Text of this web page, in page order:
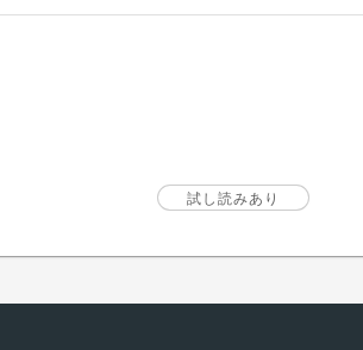
試し読みあり